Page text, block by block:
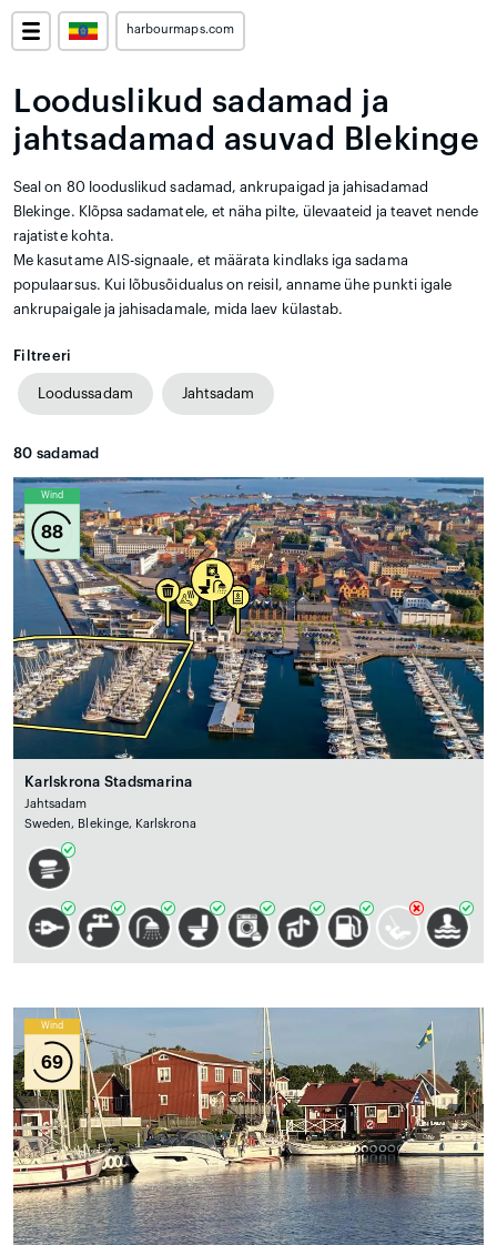
harbourmaps.com
Looduslikud sadamad ja
jahtsadamad asuvad Blekinge
Seal on 80 looduslikud sadamad, ankrupaigad ja jahisadamad
Blekinge. Klõpsa sadamatele, et näha pilte, ülevaateid ja teavet nende
rajatiste kohta.
Me kasutame AIS-signaale, et määrata kindlaks iga sadama
populaarsus. Kui lõbusõidualus on reisil, anname ühe punkti igale
ankrupaigale ja jahisadamale, mida laev külastab.
Filtreeri
Loodussadam Jahtsadam
80 sadamad
Wind
88
Karlskrona Stadsmarina
Jahtsadam
Sweden, Blekinge, Karlskrona
Wind
69